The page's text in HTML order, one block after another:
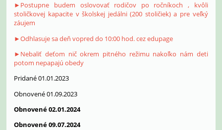
►Postupne budem oslovovať rodičov po ročníkoch , kvôli
stoličkovej kapacite v školskej jedálni (200 stoličiek) a pre veľký
záujem
►Odhlasuje sa deň vopred do 10:00 hod. cez edupage
►Nebaliť deťom nič okrem pitného režimu nakoľko nám deti
potom nepapajú obedy
Pridané 01.01.2023
Obnovené 01.09.2023
Obnovené 02.01.2024
Obnovené 09.07.2024